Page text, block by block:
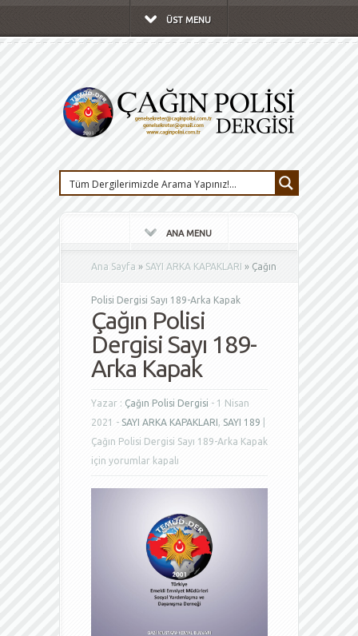
ÜST MENU
ANA MENU
Ana Sayfa » SAYI ARKA KAPAKLARI » Çağın
Polisi Dergisi Sayı 189-Arka Kapak
Çağın Polisi
Dergisi Sayı 189-
Arka Kapak
Yazar : Çağın Polisi Dergisi - 1 Nisan
2021 - SAYI ARKA KAPAKLARI, SAYI 189
Çağın Polisi Dergisi Sayı 189-Arka Kapak
için yorumlar kapalı